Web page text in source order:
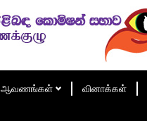
ஆவணங்கள் வினாக்கள்